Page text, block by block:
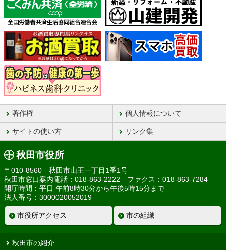
著作権 個人情報について
サイトの使い方 リンク集
秋田市役所
〒010-8560 秋田市山王一丁目1番1号
秋田市窓口案内電話：018-863-2222 ファクス：018-863-7284
開庁時間：平日 午前8時30分から午後5時15分まで
法人番号：3000020052019
市役所アクセス 市の組織
秋田市の紹介